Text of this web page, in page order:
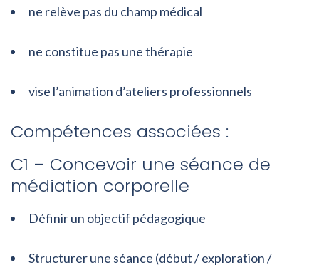
ne relève pas du champ médical
ne constitue pas une thérapie
vise l’animation d’ateliers professionnels
Compétences associées :
C1 – Concevoir une séance de
médiation corporelle
Définir un objectif pédagogique
Structurer une séance (début / exploration /